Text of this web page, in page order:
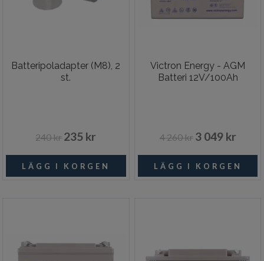
Batteripoladapter (M8), 2
st.
240 kr 235 kr
Victron Energy - AGM
Batteri 12V/100Ah
4 260 kr 3 049 kr